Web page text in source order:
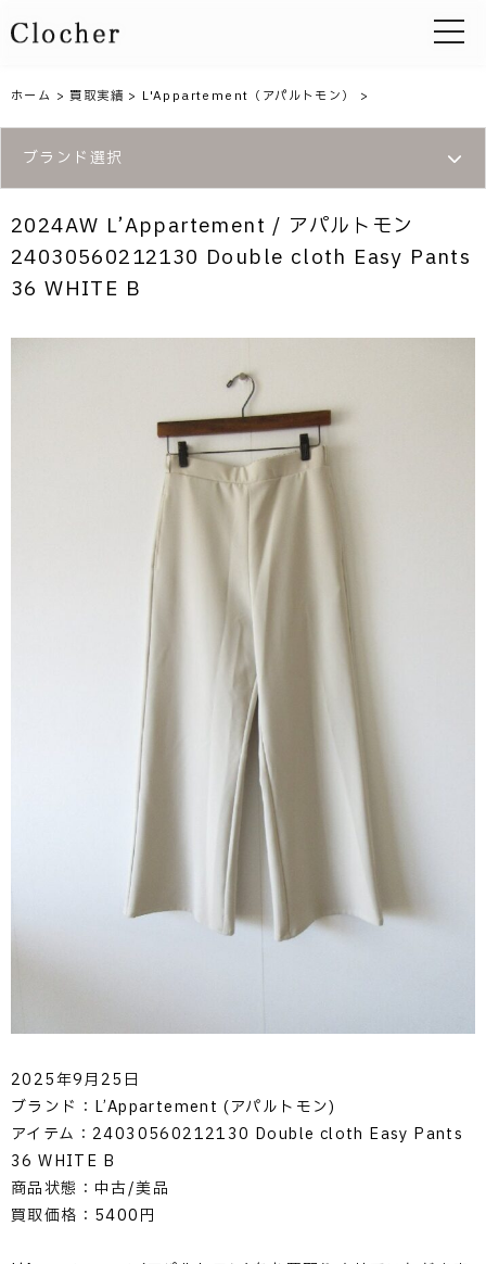
toggle
ホーム >買取実績 > L'Appartement（アパルトモン） >
ブランド選択
2024AW L’Appartement / アパルトモン
24030560212130 Double cloth Easy Pants
36 WHITE B
2025年9月25日
ブランド：L’Appartement (アパルトモン)
アイテム：24030560212130 Double cloth Easy Pants
36 WHITE B
商品状態：中古/美品
買取価格：5400円